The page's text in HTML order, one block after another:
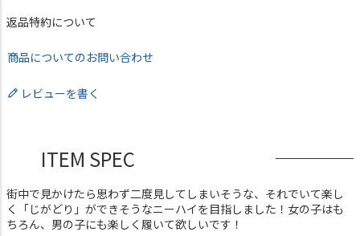
返品特約について
商品についてのお問い合わせ
レビューを書く
ITEM SPEC
街中で見かけたら思わず二度見してしまいそうな、それでいて楽し
く「じがどり」ができそうなニーハイを目指しました！女の子はも
ちろん、男の子にも楽しく履いて欲しいです！